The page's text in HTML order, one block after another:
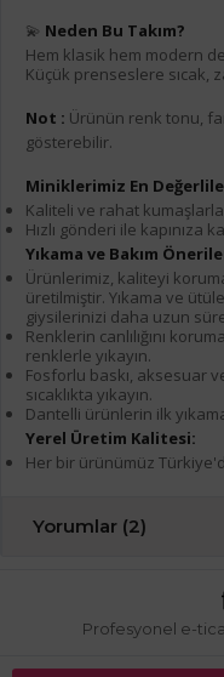
💫 Neden Bu Takım?
Hem klasik hem modern
Küçük prenseslere sıcak,
Not : Ürünün renk tonu,
gösterebilir.
Miniklerimiz En
Kaliteli ve rahat kumaşlarla
Hızlı gönderi ile kapınıza
Yıkama ve Bakım
Ürünlerimiz, kaliteyi
üretilmiştir. Yıkama ve
giysilerinizi daha uzun
Renklerin canlılığını
renklerle yıkayın.
Fosforlu baskı, aksesuar
sıcaklıkta yıkayın.
Dantelli ürünlerin ilk
Yerel Üretim Kalitesi:
Her bir ürünümüz
Yorumlar (2)
Profesyonel e-